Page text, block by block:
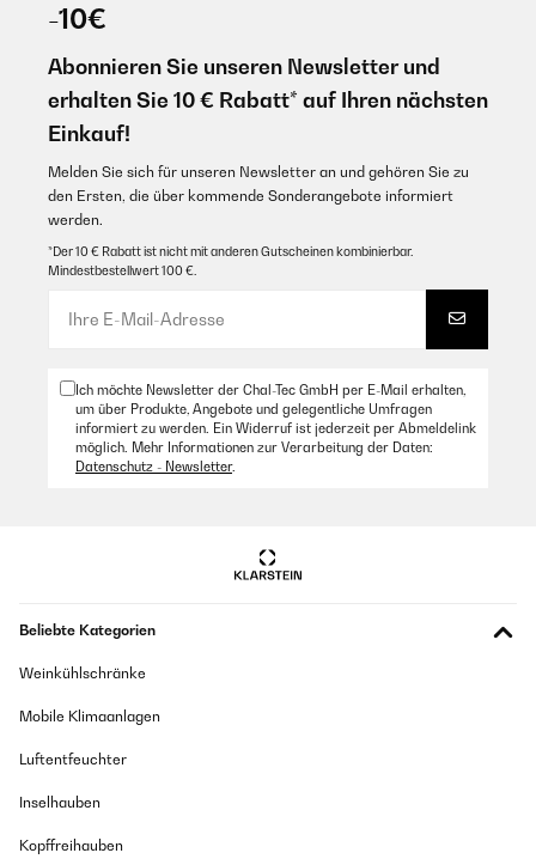
-10€
Abonnieren Sie unseren Newsletter und
erhalten Sie 10 € Rabatt* auf Ihren nächsten
Einkauf!
Melden Sie sich für unseren Newsletter an und gehören Sie zu
den Ersten, die über kommende Sonderangebote informiert
werden.
*Der 10 € Rabatt ist nicht mit anderen Gutscheinen kombinierbar.
Mindestbestellwert 100 €.
Ich möchte Newsletter der Chal-Tec GmbH per E-Mail erhalten,
um über Produkte, Angebote und gelegentliche Umfragen
informiert zu werden. Ein Widerruf ist jederzeit per Abmeldelink
möglich. Mehr Informationen zur Verarbeitung der Daten:
Datenschutz - Newsletter.
Beliebte Kategorien
Weinkühlschränke
Mobile Klimaanlagen
Luftentfeuchter
Inselhauben
Kopffreihauben